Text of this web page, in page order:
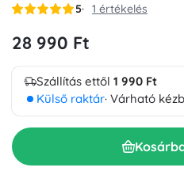
5 1 értékelés
28 990 Ft
Szállítás ettől 1 990 Ft
Külső raktár· Várható